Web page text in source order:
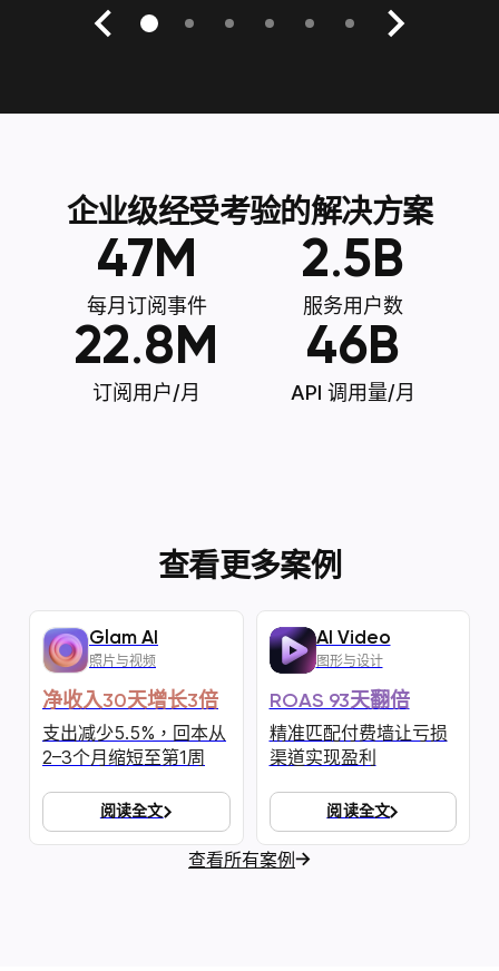
企业级经受考验的解决方案
47M
每月订阅事件
2.5B
服务用户数
22.8M
订阅用户/月
46B
API 调用量/月
查看更多案例
Glam AI
照片与视频
净收入30天增长3倍
支出减少5.5%，回本从
2–3个月缩短至第1周
阅读全文
AI Video
图形与设计
ROAS 93天翻倍
精准匹配付费墙让亏损
渠道实现盈利
阅读全文
查看所有案例